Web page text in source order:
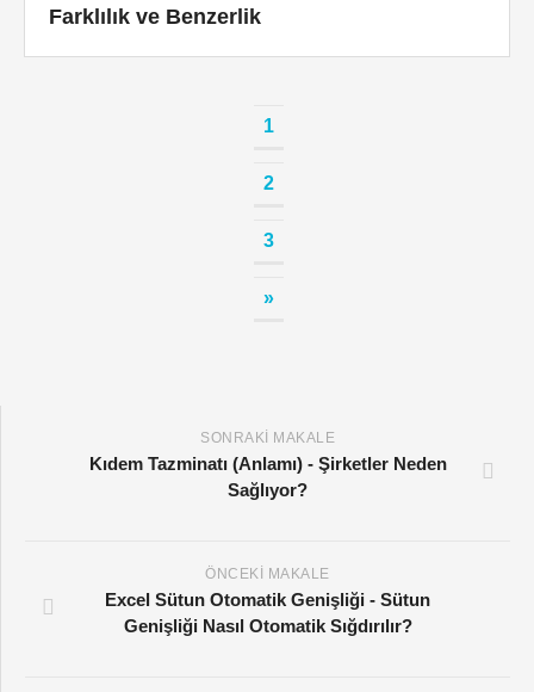
Farklılık ve Benzerlik
1
2
3
»
SONRAKI MAKALE
Kıdem Tazminatı (Anlamı) - Şirketler Neden
Sağlıyor?
ÖNCEKI MAKALE
Excel Sütun Otomatik Genişliği - Sütun
Genişliği Nasıl Otomatik Sığdırılır?